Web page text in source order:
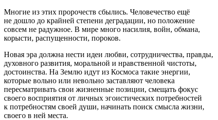
Многие из этих пророчеств сбылись. Человечество ещё
не дошло до крайней степени деградации, но положение
совсем не радужное. В мире много насилия, войн, обмана,
корысти, распущенности, пороков.
Новая эра должна нести идеи любви, сотрудничества, правды,
духовного развития, моральной и нравственной чистоты,
достоинства. На Землю идут из Космоса такие энергии,
которые вольно или невольно заставляют человека
пересматривать свои жизненные позиции, смещать фокус
своего восприятия от личных эгоистических потребностей
к потребностям своей души, начинать поиск смысла жизни,
своего в ней места.